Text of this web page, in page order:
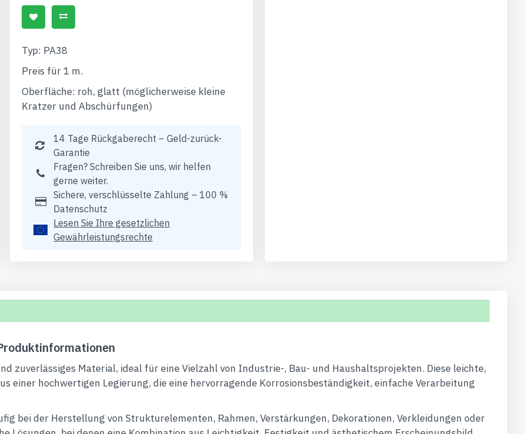
Typ: PA38
Preis für 1 m.
Oberfläche: roh, glatt (möglicherweise kleine
Kratzer und Abschürfungen)
14 Tage Rückgaberecht – Geld-zurück-
Garantie
Fragen? Schreiben Sie uns, wir helfen
gerne weiter.
Sichere, verschlüsselte Zahlung – 100 %
Datenschutz
Lesen Sie Ihre gesetzlichen
Gewährleistungsrechte
zuverlässiges Material, ideal für eine Vielzahl von Industrie-, Bau- und Haushaltsprojekten. Diese leichte,
einer hochwertigen Legierung, die eine hervorragende Korrosionsbeständigkeit, einfache Verarbeitung
bei der Herstellung von Strukturelementen, Rahmen, Verstärkungen, Dekorationen, Verkleidungen oder